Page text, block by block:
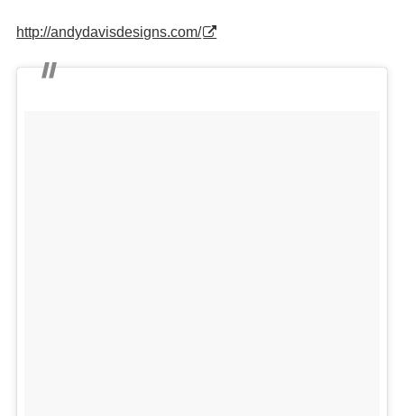
http://andydavisdesigns.com/